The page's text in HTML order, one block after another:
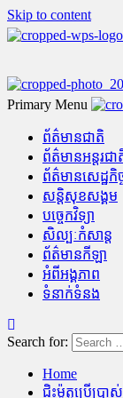
Skip to content
Primary Menu
ព័ត៌មានជាតិ
ព័ត៌មានអន្តរជា
ព័ត៌មានសេដ្ឋកិច្
សន្តិសុខសង្គម
បច្ចេកវិទ្យា
សិល្បៈកំសាន្ត
ព័ត៌មានកីឡា
អំពីអង្គភាព
ទំនាក់ទំនង
Search for:
Home
ជិះម៉ូតូប្រើប្រ